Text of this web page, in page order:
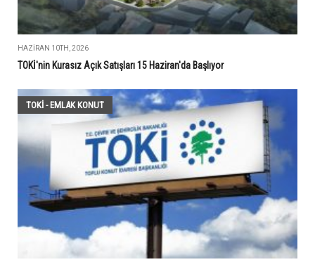
HAZIRAN 10TH, 2026
TOKİ'nin Kurasız Açık Satışları 15 Haziran'da Başlıyor
TOKİ - EMLAK KONUT